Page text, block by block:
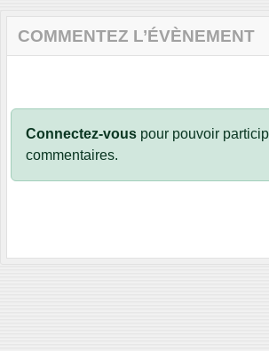
COMMENTEZ L’ÉVÈNEMENT
Connectez-vous pour pouvoir
commentaires.